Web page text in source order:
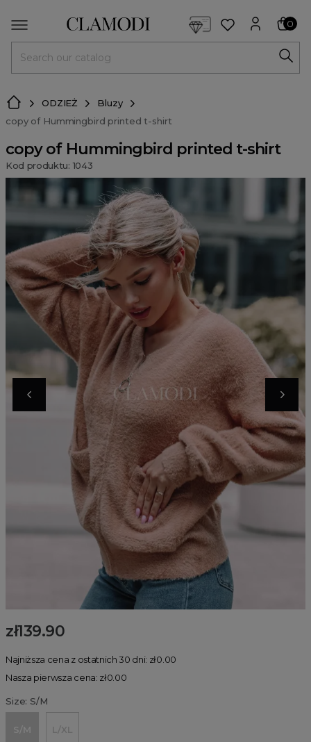
0
ODZIEŻ
Bluzy
copy of Hummingbird printed t-shirt
copy of Hummingbird printed t-shirt
Kod produktu: 1043
zł139.90
Najniższa cena z ostatnich 30 dni: zł0.00
Nasza pierwsza cena: zł0.00
Size: S/M
S/M L/XL